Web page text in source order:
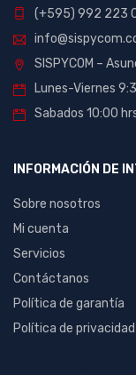
(+595) 992 223
SISPYCOM –
Lunes-Viernes
Sabados 10:00
INFORMACIÓN DE
Sobre nosotros
Mi cuenta
Servicios
Contáctanos
Política de garantía
Política de privacidad